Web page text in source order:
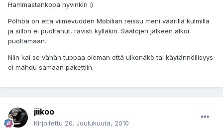
Hammastankopa hyvinkin :)
Pölhöä on että viimevuoden Mobilian reissu meni väärillä kulmilla
ja sillon ei puoltanut, ravisti kylläkin. Säätöjen jälkeen alkoi
puoltamaan.
Niin kai se vähän tuppaa oleman että ulkonäkö tai käytännöllisyys
ei mahdu samaan pakettiin.
jiikoo
Kirjoitettu 20. Joulukuuta, 2010